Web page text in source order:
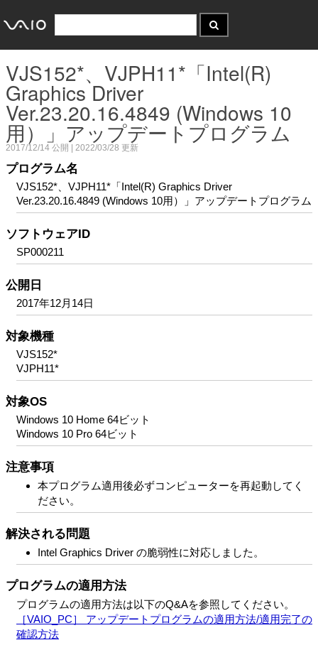
VJS152*、VJPH11*「Intel(R)
Graphics Driver
Ver.23.20.16.4849 (Windows 10
用）」アップデートプログラム
2017/12/14 公開 | 2022/03/28 更新
プログラム名
VJS152*、VJPH11*「Intel(R) Graphics Driver
Ver.23.20.16.4849 (Windows 10用）」アップデートプログラム
ソフトウェアID
SP000211
公開日
2017年12月14日
対象機種
VJS152*
VJPH11*
対象OS
Windows 10 Home 64ビット
Windows 10 Pro 64ビット
注意事項
本プログラム適用後必ずコンピューターを再起動してく
ださい。
解決される問題
Intel Graphics Driver の脆弱性に対応しました。
プログラムの適用方法
プログラムの適用方法は以下のQ&Aを参照してください。
［VAIO_PC］ アップデートプログラムの適用方法/適用完了の
確認方法